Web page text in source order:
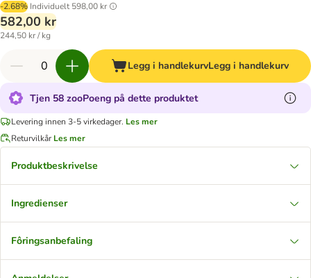
-2.68% Individuelt 598,00 kr
582,00 kr
244,50 kr / kg
Legg i handlekurvLegg i handlekurv
Tjen 58 zooPoeng på dette produktet
Levering innen 3-5 virkedager. Les mer
Returvilkår Les mer
Produktbeskrivelse
Ingredienser
Fôringsanbefaling